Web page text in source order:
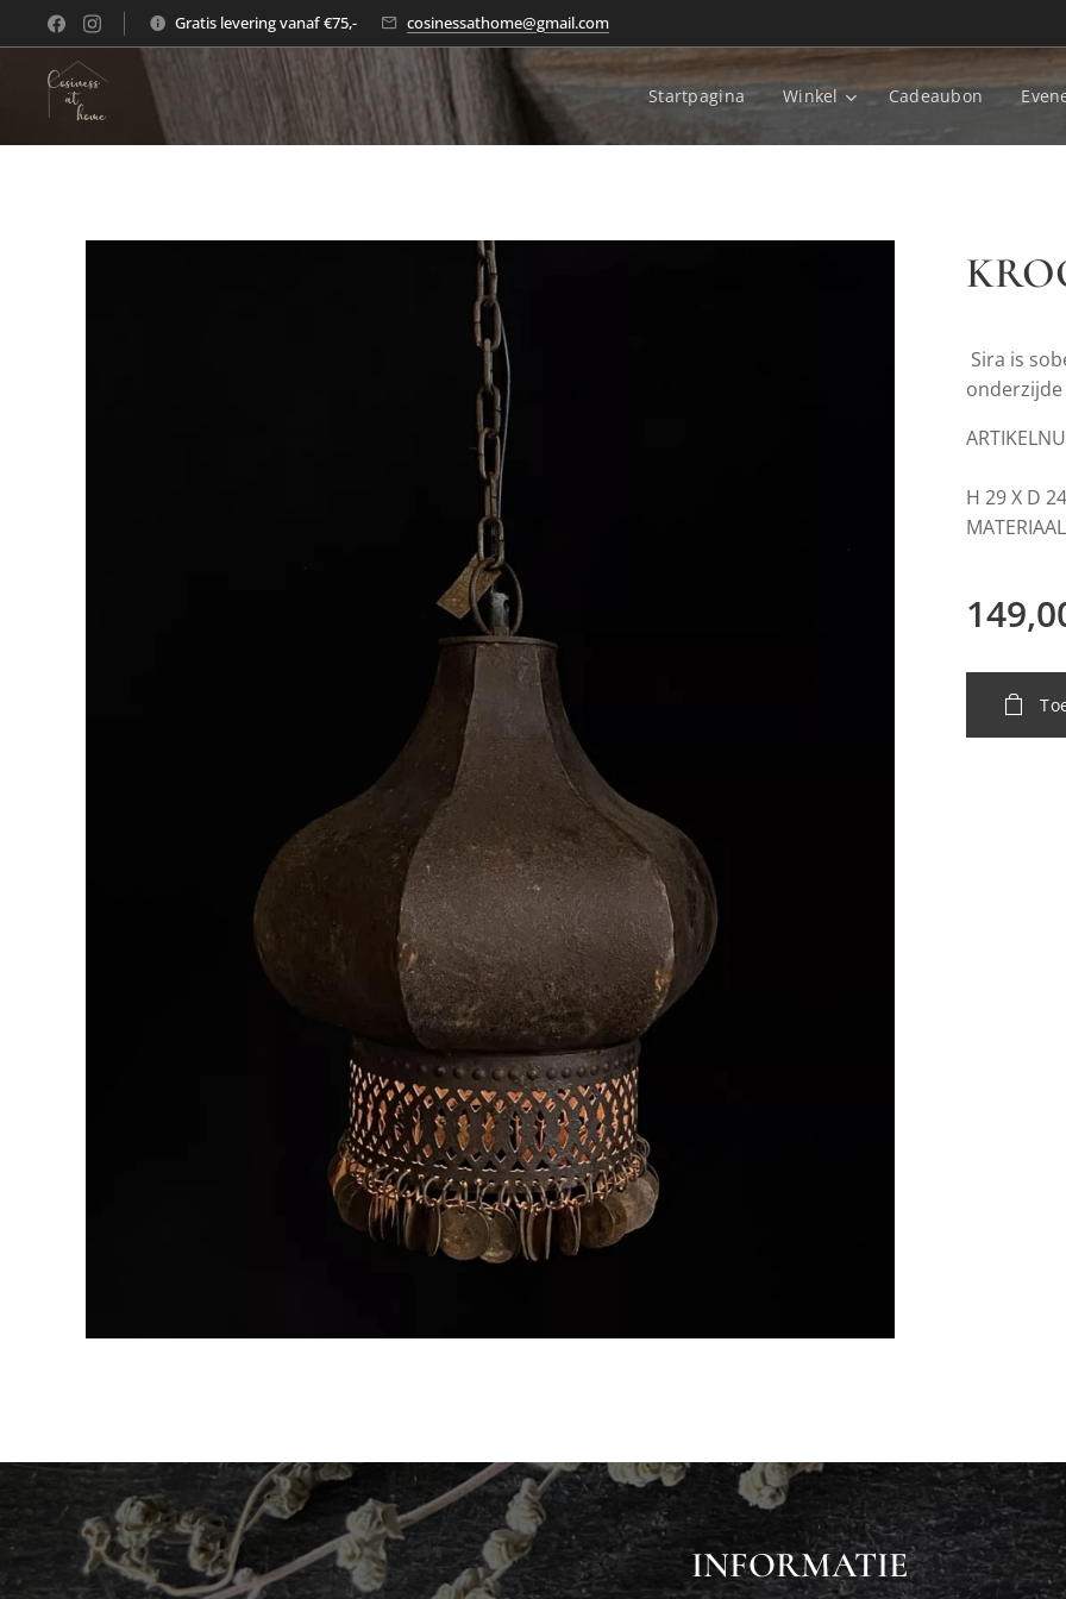
Gratis levering vanaf €75,- cosinessathome@gmail.com
Startpagina Winkel Cadeaubon
Sira is
H 29 X D
INFORMATIE